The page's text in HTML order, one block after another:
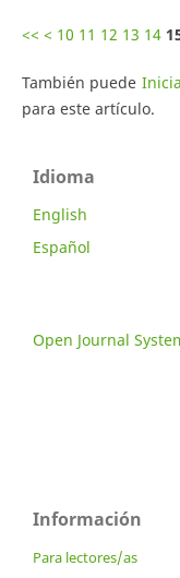
<< < 10 11 12 13 14
También puede
para este artículo.
Idioma
English
Español
Open Journal
Información
Para lectores/as